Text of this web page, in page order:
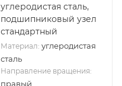
углеродистая сталь,
подшипниковый узел
стандартный
Материал: углеродистая
сталь
Направление вращения:
правый